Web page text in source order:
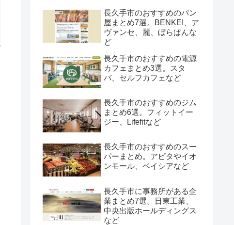
長久手市のおすすめのパン
屋まとめ7選。BENKEI、ア
ヴァンセ、麗、ぼらぱんな
ど
長久手市のおすすめの電源
カフェまとめ3選。スタ
バ、セルフカフェなど
長久手市のおすすめのジム
まとめ6選。フィットイー
ジー、Lifefitなど
長久手市のおすすめのスー
パーまとめ。アピタやイオ
ンモール、ベイシアなど
長久手市に事務所がある企
業まとめ7選。日東工業、
中央出版ホールディングス
など